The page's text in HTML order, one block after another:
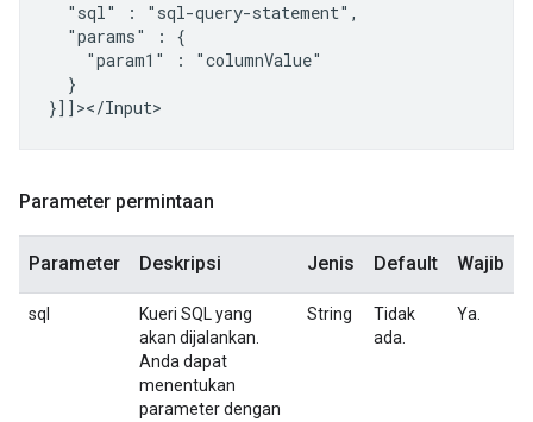
"sql"
:
"params"
:
"param1"
:
}
Parameter permintaan
Parameter Deskripsi Jenis Default Wajib
sql
Kueri SQL yang
akan dijalankan.
Anda dapat
menentukan
parameter dengan
String
Tidak
ada.
Ya.